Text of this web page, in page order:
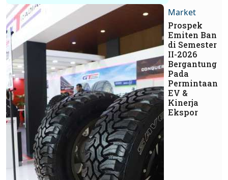
Market
Prospek
Emiten Ban
di Semester
II-2026
Bergantung
Pada
Permintaan
EV &
Kinerja
Ekspor